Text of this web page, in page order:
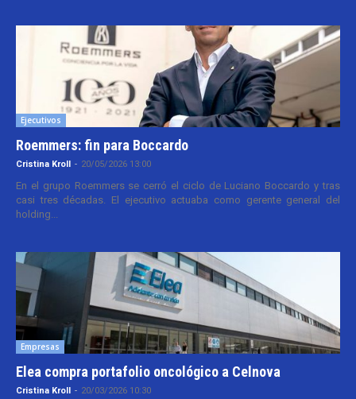
Ejecutivos
Roemmers: fin para Boccardo
Cristina Kroll - 20/05/2026 13:00
En el grupo Roemmers se cerró el ciclo de Luciano Boccardo y tras
casi tres décadas. El ejecutivo actuaba como gerente general del
holding...
Empresas
Elea compra portafolio oncológico a Celnova
Cristina Kroll - 20/03/2026 10:30